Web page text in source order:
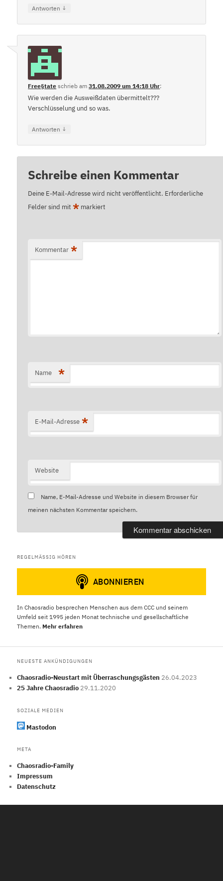
Antworten ↓
Free§tate schrieb am31.08.2009 um 14:18 Uhr:
Wie werden die Ausweißdaten übermittelt???
Verschlüsselung und so was.
Antworten ↓
Schreibe einen Kommentar
Deine E-Mail-Adresse wird nicht veröffentlicht. Erforderliche
Felder sind mit* markiert
Kommentar *
Name *
E-Mail-Adresse *
Website
Name, E-Mail-Adresse und Website in diesem Browser für
meinen nächsten Kommentar speichern.
REGELMÄSSIG HÖREN
In Chaosradio besprechen Menschen aus dem CCC und seinem
Umfeld seit 1995 jeden Monat technische und gesellschaftliche
Themen. Mehr erfahren
NEUESTE ANKÜNDIGUNGEN
Chaosradio-Neustart mit Überraschungsgästen 26.04.2023
25 Jahre Chaosradio 29.11.2020
SOZIALE MEDIEN
Mastodon
META
Chaosradio-Family
Impressum
Datenschutz